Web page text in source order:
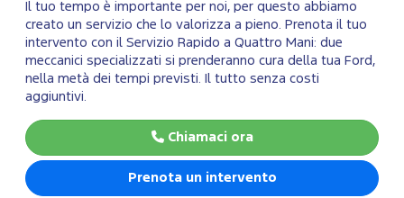
Il tuo tempo è importante per noi, per questo abbiamo
creato un servizio che lo valorizza a pieno. Prenota il tuo
intervento con il Servizio Rapido a Quattro Mani: due
meccanici specializzati si prenderanno cura della tua Ford,
nella metà dei tempi previsti. Il tutto senza costi
aggiuntivi.
Chiamaci ora
Prenota un intervento